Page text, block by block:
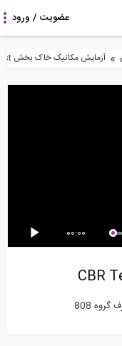
» آزمایش مکانیک خاک بخش CBR Test
18:40
عرشه با میراگر...
00:00